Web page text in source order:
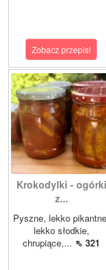
Zobacz przepis!
Krokodylki - ogórki
z...
Pyszne, lekko
lekko słodkie,
chrupiące,... ⇖ 321